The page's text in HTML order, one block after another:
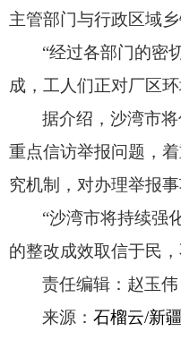
主管部门与行政区域
“经过各部门的密
成，工人们正对厂区
据介绍，沙湾市
重点信访举报问题，
究机制，对办理举报
“沙湾市将持续强
的整改成效取信于民
责任编辑：赵玉伟
来源：石榴云/新